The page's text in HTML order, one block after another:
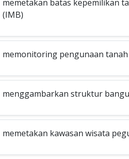
memetakan batas kepemilikan
(IMB)
memonitoring pengunaan
menggambarkan struktur
memetakan kawasan wisata